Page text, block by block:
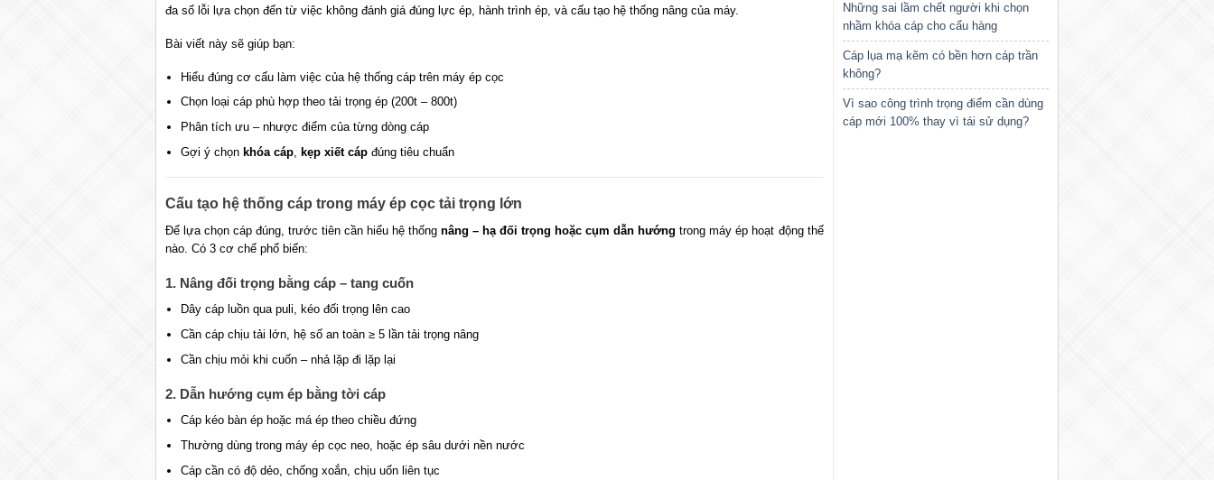
đa số lỗi lựa chọn đến từ việc không đánh giá đúng lực ép, hành trình ép, và cấu tạo hệ thống nâng của máy.
Bài viết này sẽ giúp bạn:
Hiểu đúng cơ cấu làm việc của hệ thống cáp trên máy ép cọc
Chọn loại cáp phù hợp theo tải trọng ép (200t – 800t)
Phân tích ưu – nhược điểm của từng dòng cáp
Gợi ý chọn khóa cáp, kẹp xiết cápđúng tiêu chuẩn
Cấu tạo hệ thống cáp trong máy ép cọc tải trọng lớn
Để lựa chọn cáp đúng, trước tiên cần hiểu hệ thốngnâng – hạ đối trọng hoặc cụm dẫn hướng trong máy ép hoạt động thế
nào. Có 3 cơ chế phổ biến:
1. Nâng đối trọng bằng cáp – tang cuốn
Dây cáp luồn qua puli, kéo đối trọng lên cao
Cần cáp chịu tải lớn, hệ số an toàn ≥ 5 lần tải trọng nâng
Cần chịu mỏi khi cuốn – nhả lặp đi lặp lại
2. Dẫn hướng cụm ép bằng tời cáp
Cáp kéo bàn ép hoặc má ép theo chiều đứng
Thường dùng trong máy ép cọc neo, hoặc ép sâu dưới nền nước
Cáp cần có độ dẻo, chống xoắn, chịu uốn liên tục
Những sai lầm chết người khi chọn
nhầm khóa cáp cho cẩu hàng
Cáp lụa mạ kẽm có bền hơn cáp trần
không?
Vì sao công trình trọng điểm cần dùng
cáp mới 100% thay vì tái sử dụng?